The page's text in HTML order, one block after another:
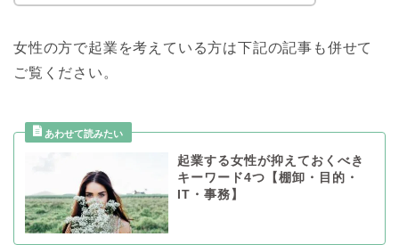
女性の方で起業を考えている方は下記の記事も併せて
ご覧ください。
起業する女性が抑えておくべき
キーワード4つ【棚卸・目的・
IT・事務】